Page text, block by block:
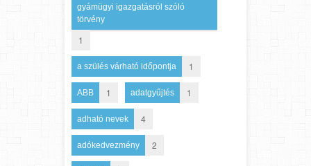
gyámügyi igazgatásról szóló
törvény
1
a szülés várható időpontja 1
ABB 1 adatgyűjtés 1
adható nevek 4
adókedvezmény 2